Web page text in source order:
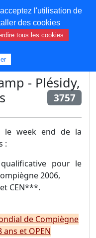
- Plésidy,
3757
le week end de la
:
pour le
2006,
CEN***.
de Compiègne
et OPEN
l'utilisation de
des cookies
tous les cookies